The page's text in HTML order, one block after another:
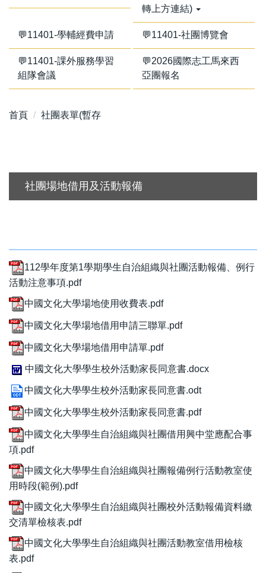
轉上方連結)
💬11401-學輔經費申請 💬11401-社團博覽會
💬11401-課外服務學習
組隊會議
💬2026國際志工馬來西
亞團報名
首頁 社團表單(暫存
社團場地借用及活動報備
112學年度第1學期學生自治組織與社團活動報備、例行
活動注意事項.pdf
中國文化大學場地使用收費表.pdf
中國文化大學場地借用申請三聯單.pdf
中國文化大學場地借用申請單.pdf
中國文化大學學生校外活動家長同意書.docx
中國文化大學學生校外活動家長同意書.odt
中國文化大學學生校外活動家長同意書.pdf
中國文化大學學生自治組織與社團借用興中堂應配合事
項.pdf
中國文化大學學生自治組織與社團報備例行活動教室使
用時段(範例).pdf
中國文化大學學生自治組織與社團校外活動報備資料繳
交清單檢核表.pdf
中國文化大學學生自治組織與社團活動教室借用檢核
表.pdf